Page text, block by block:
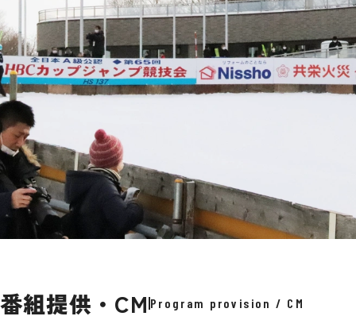
番組提供・CM Program provision / CM